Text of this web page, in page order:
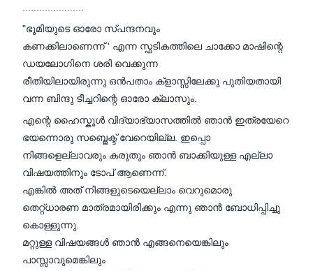
"ഭൂമിയുടെ ഓരോ സ്പന്ദനവും
കണക്കിലാണെന്ന് ' എന്ന സ്ഫടികത്തിലെ ചാക്കോ മാഷിന്റെ
ഡയലോഗിനെ ശരി വെക്കുന്ന
രീതിയിലായിരുന്നു ഒൻപതാം ക്‌ളാസ്സിലേക്കു പുതിയതായി
വന്ന ബിന്ദു ടീച്ചറിന്റെ ഓരോ ക്ലാസും.
എന്റെ ഹൈസ്കൂൾ വിദ്യാഭ്യാസത്തിൽ ഞാൻ ഇത്രയേറെ
ഭയന്നൊരു സബ്ജെക്ട് വേറെയില്ല. ഇപ്പൊ
നിങ്ങളെല്ലാവരും കരുതും ഞാൻ ബാക്കിയുള്ള എല്ലാ
വിഷയത്തിനും ടോപ്‌ ആണെന്ന്.
എങ്കിൽ അത് നിങ്ങളുടെയെല്ലാം വെറുമൊരു
തെറ്റ്ധാരണ മാത്രമായിരിക്കും എന്നു ഞാൻ ബോധിപ്പിച്ചു
കൊള്ളുന്നു.
മറ്റുള്ള വിഷയങ്ങൾ ഞാൻ എങ്ങനെയെങ്കിലും
പാസ്സാവുമെങ്കിലും